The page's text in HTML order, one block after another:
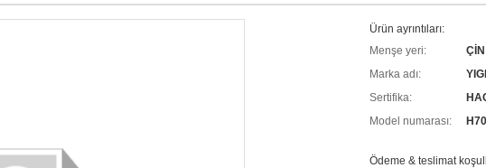
Ürün ayrıntıları:
Menşe yeri:
ÇİN
Marka adı:
Sertifika:
Model numarası:
H70
Ödeme & teslimat